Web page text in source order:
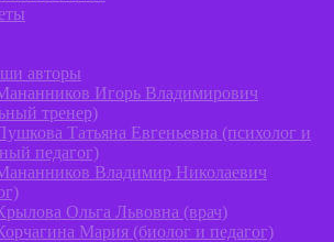
авторы
Игорь Владимирович
тренер)
Татьяна Евгеньевна (психолог и
педагог)
Владимир Николаевич
Ольга Львовна (врач)
Мария (биолог и педагог)